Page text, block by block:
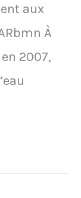
aux
À
2007,